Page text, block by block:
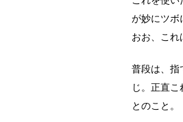
が妙にツボ
おお、これ
普段は、指
じ。正直
とのこと。